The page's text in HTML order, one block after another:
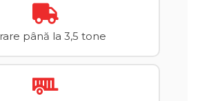
până la 3,5 tone